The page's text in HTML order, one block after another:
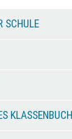
SCHULE
KLASSENBUCH